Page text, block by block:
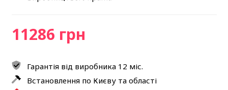
11286 грн
Гарантія від виробника 12 міс.
Встановлення по Києву та області